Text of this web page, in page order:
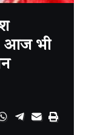
आज भी